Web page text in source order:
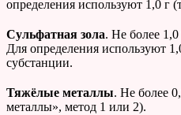
определения используют 1,0 г
Сульфатная зола. Не более
Для определения используют
субстанции.
Тяжёлые металлы. Не более
металлы», метод 1 или 2).